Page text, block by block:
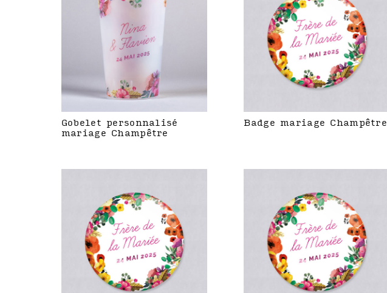
Gobelet personnalisé
mariage Champêtre
Badge mariage Champêtre